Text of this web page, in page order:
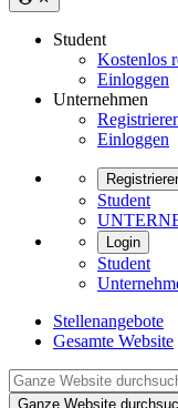
Student
Kostenlos
Einloggen
Unternehmen
Einloggen
Student
Login
Student
Stellenangebote
Gesamte Website